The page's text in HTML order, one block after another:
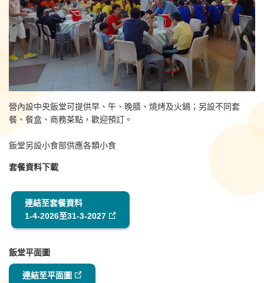
營內設中央飯堂可提供早、午、晚膳、燒烤及火鍋；另設不同套
餐、餐盒、商務茶點，歡迎預訂。
飯堂另設小食部供應各類小食
套餐資料下載
連結至套餐資料
1-4-2026至31-3-2027
飯堂平面圖
連結至平面圖